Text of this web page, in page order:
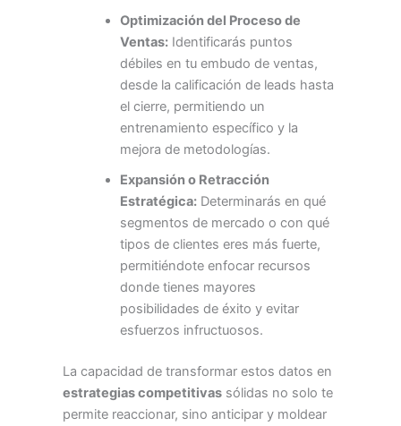
Optimización del Proceso de
Ventas:Identificarás puntos
débiles en tu embudo de ventas,
desde la calificación de leads hasta
el cierre, permitiendo un
entrenamiento específico y la
mejora de metodologías.
Expansión o Retracción
Estratégica:Determinarás en qué
segmentos de mercado o con qué
tipos de clientes eres más fuerte,
permitiéndote enfocar recursos
donde tienes mayores
posibilidades de éxito y evitar
esfuerzos infructuosos.
La capacidad de transformar estos datos en
estrategias competitivas sólidas no solo te
permite reaccionar, sino anticipar y moldear